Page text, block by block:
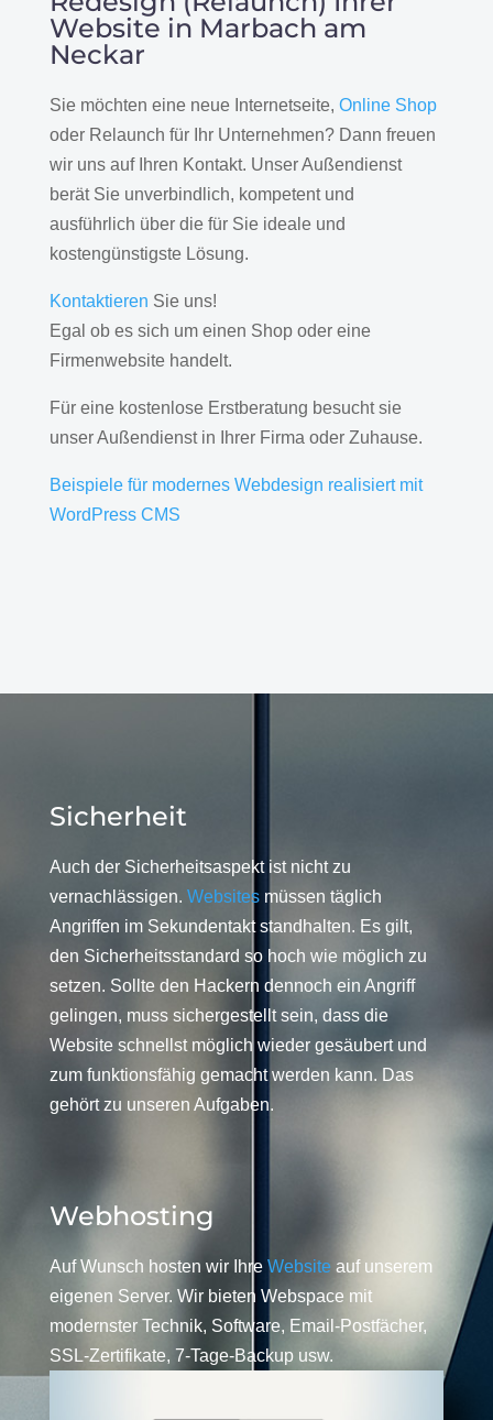
Website in Marbach am
Neckar
Sie möchten eine neue Internetseite, Online Shop
oder Relaunch für Ihr Unternehmen? Dann freuen
wir uns auf Ihren Kontakt. Unser Außendienst
berät Sie unverbindlich, kompetent und
ausführlich über die für Sie ideale und
kostengünstigste Lösung.
Kontaktieren Sie uns!
Egal ob es sich um einen Shop oder eine
Firmenwebsite handelt.
Für eine kostenlose Erstberatung besucht sie
unser Außendienst in Ihrer Firma oder Zuhause.
Beispiele für modernes Webdesign realisiert mit
WordPress CMS
Sicherheit
Auch der Sicherheitsaspekt ist nicht zu
vernachlässigen. Websitesmüssen täglich
Angriffen im Sekundentakt standhalten. Es gilt,
den Sicherheitsstandard so hoch wie möglich zu
setzen. Sollte den Hackern dennoch ein Angriff
gelingen, muss sichergestellt sein, dass die
Website schnellst möglich wieder gesäubert und
zum funktionsfähig gemacht werden kann. Das
gehört zu unseren Aufgaben.
Webhosting
Auf Wunsch hosten wir Ihre Website auf unserem
eigenen Server. Wir bieten Webspace mit
modernster Technik, Software, Email-Postfächer,
SSL-Zertifikate, 7-Tage-Backup usw.